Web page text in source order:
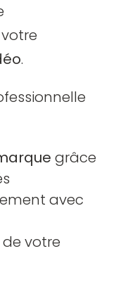
.
grâce
avec
de votre